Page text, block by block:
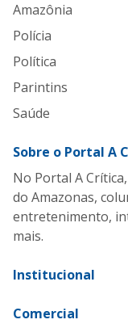
Amazônia
Polícia
Política
Parintins
Saúde
Sobre o Portal A
No Portal A
do Amazonas,
entretenimento,
mais.
Institucional
Comercial